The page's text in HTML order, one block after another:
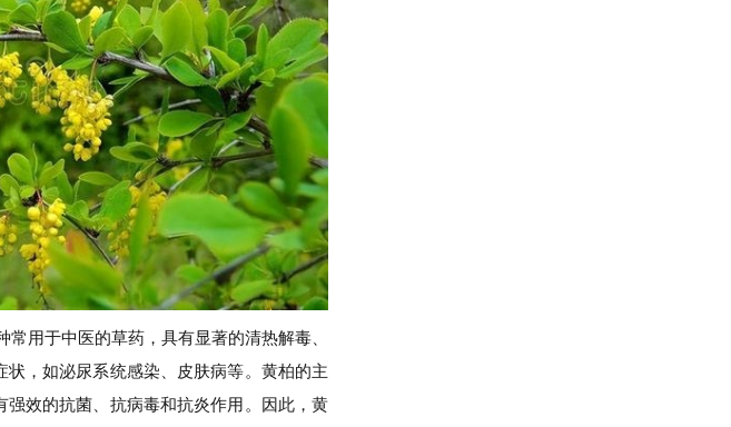
常用于中医的草药，具有显著的清热解毒、
，如泌尿系统感染、皮肤病等。黄柏的主
效的抗菌、抗病毒和抗炎作用。因此，黄